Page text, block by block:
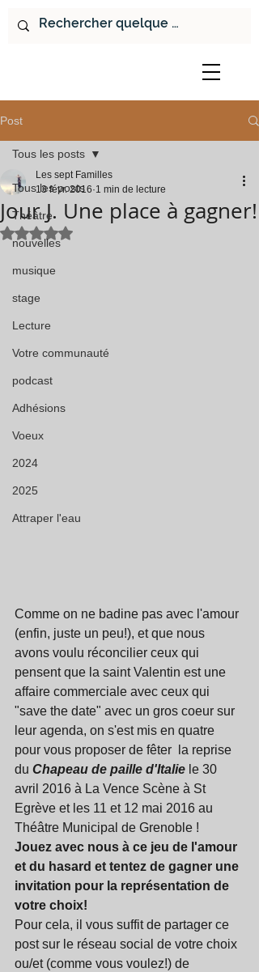
Post
Tous les posts
Théâtre
nouvelles
musique
stage
Lecture
Votre communauté
podcast
Adhésions
Voeux
2024
2025
Attraper l'eau
Tous les posts
Jour J. Une place à gagner!
Les sept Familles
13 févr. 2016 1 min de lecture
Noté NaN étoiles sur 5.
Comme on ne badine pas avec l'amour
(enfin, juste un peu!), et que nous
avons voulu réconcilier ceux qui
pensent que la saint Valentin est une
affaire commerciale avec ceux qui
"save the date" avec un gros coeur sur
leur agenda, on s'est mis en quatre
pour vous proposer de fêter  la reprise
du Chapeau de paille d'Italie le 30
avril 2016 à La Vence Scène à St
Egrève et les 11 et 12 mai 2016 au
Théâtre Municipal de Grenoble !
Jouez avec nous à ce jeu de l'amour
et du hasard et tentez de gagner une
invitation pour la représentation de
votre choix!
Pour cela, il vous suffit de partager ce
post sur le réseau social de votre choix
ou/et (comme vous voulez!) de